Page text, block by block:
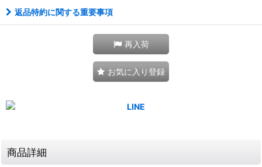
返品特約に関する重要事項
再入荷
お気に入り登録
商品詳細